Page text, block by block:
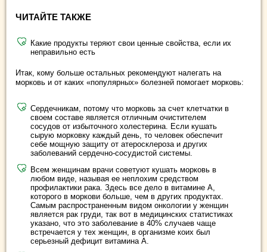
ЧИТАЙТЕ ТАКЖЕ
Какие продукты теряют свои ценные свойства, если их
неправильно есть
Итак, кому больше остальных рекомендуют налегать на
морковь и от каких «популярных» болезней помогает морковь:
Сердечникам, потому что морковь за счет клетчатки в
своем составе является отличным очистителем
сосудов от избыточного холестерина. Если кушать
сырую морковку каждый день, то человек обеспечит
себе мощную защиту от атеросклероза и других
заболеваний сердечно-сосудистой системы.
Всем женщинам врачи советуют кушать морковь в
любом виде, называя ее неплохим средством
профилактики рака. Здесь все дело в витамине А,
которого в моркови больше, чем в других продуктах.
Самым распространенным видом онкологии у женщин
является рак груди, так вот в медицинских статистиках
указано, что это заболевание в 40% случаев чаще
встречается у тех женщин, в организме коих был
серьезный дефицит витамина А.